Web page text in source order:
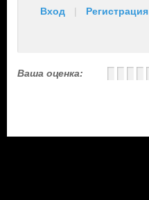
Вход | Регистрация
Ваша оценка: